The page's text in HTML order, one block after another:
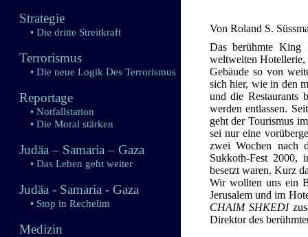
Strategie
• Die dritte Streitkraft
Terrorismus
• Die neue Logik Des Terrorismus
Reportage
• Notfallstation
• Die Moral stärken
Judäa – Samaria – Gaza
• Das Leben geht weiter
Judäa - Samaria - Gaza
• Stop in Rechelim
Medizin
Von Roland S.
Das berühmte King
weltweiten Hotellerie,
Gebäude so von
sich hier, wie in den
und die Restaurants
werden entlassen.
geht der Tourismus
sei nur eine
zwei Wochen nach
Sukkoth-Fest 2000,
besetzt waren. Kurz
Wir wollten uns ein
Jerusalem und im
CHAIM SHKEDI
Direktor des